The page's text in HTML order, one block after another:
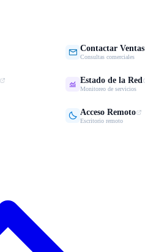
 Contactar Ventas
Consultas comerciales
 Estado de la Red
Monitoreo de servicios
 Acceso Remoto
Escritorio remoto